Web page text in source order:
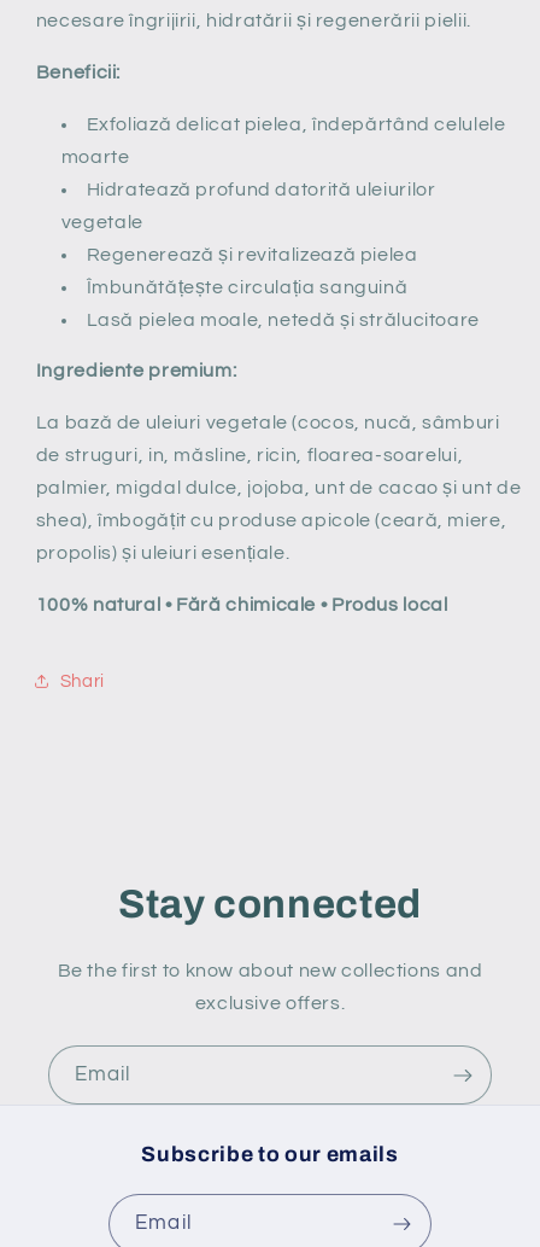
necesare îngrijirii, hidratării și regenerării pielii.
Beneficii:
Exfoliază delicat pielea, îndepărtând celulele
moarte
Hidratează profund datorită uleiurilor
vegetale
Regenerează și revitalizează pielea
Îmbunătățește circulația sanguină
Lasă pielea moale, netedă și strălucitoare
Ingrediente premium:
La bază de uleiuri vegetale (cocos, nucă, sâmburi
de struguri, in, măsline, ricin, floarea-soarelui,
palmier, migdal dulce, jojoba, unt de cacao și unt de
shea), îmbogățit cu produse apicole (ceară, miere,
propolis) și uleiuri esențiale.
100% natural • Fără chimicale • Produs local
Shari
Stay connected
Be the first to know about new collections and
exclusive offers.
Email
Subscribe to our emails
Email